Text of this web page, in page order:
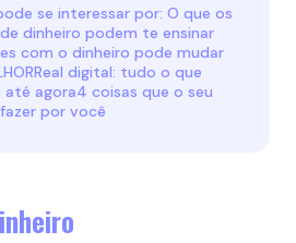
se interessar por: O que os
dinheiro podem te ensinar
com o dinheiro pode mudar
digital: tudo o que
agora4 coisas que o seu
por você